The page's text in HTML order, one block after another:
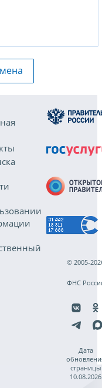
© 2005-
ФНС
Дата
страницы
10.08.2026